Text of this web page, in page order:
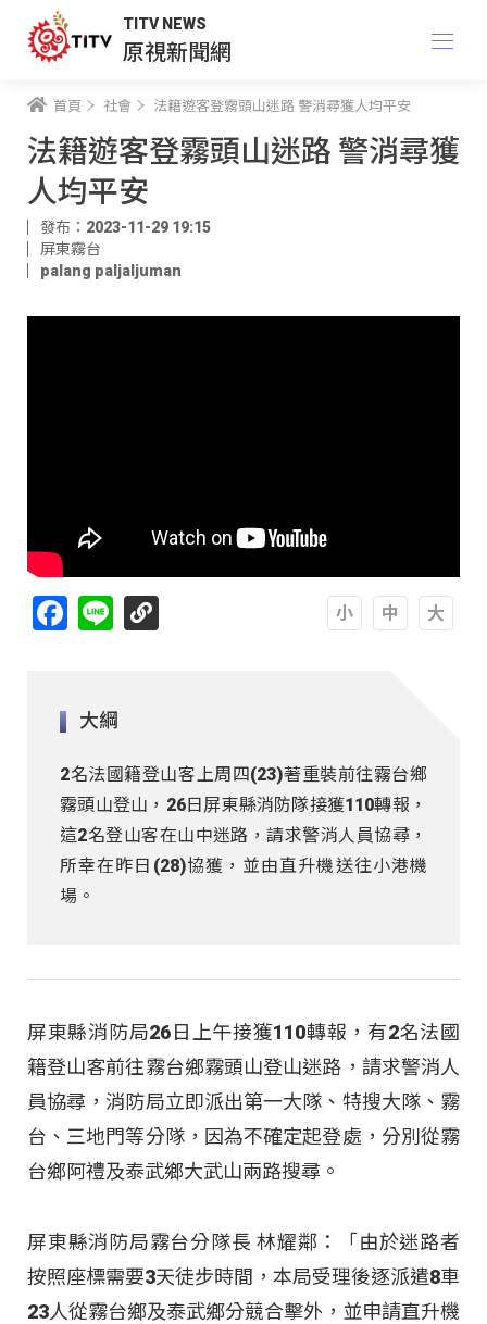
TITV NEWS
原視新聞網
首頁 社會 法籍遊客登霧頭山迷路 警消尋獲人均平安
法籍遊客登霧頭山迷路 警消尋獲
人均平安
發布：2023-11-29 19:15
屏東霧台
palang paljaljuman
Facebook
Line
大綱
2名法國籍登山客上周四(23)著重裝前往霧台鄉
霧頭山登山，26日屏東縣消防隊接獲110轉報，
這2名登山客在山中迷路，請求警消人員協尋，
所幸在昨日(28)協獲，並由直升機送往小港機
場。
屏東縣消防局26日上午接獲110轉報，有2名法國
籍登山客前往霧台鄉霧頭山登山迷路，請求警消人
員協尋，消防局立即派出第一大隊、特搜大隊、霧
台、三地門等分隊，因為不確定起登處，分別從霧
台鄉阿禮及泰武鄉大武山兩路搜尋。
屏東縣消防局霧台分隊長 林耀鄰：「由於迷路者
按照座標需要3天徒步時間，本局受理後逐派遣8車
23人從霧台鄉及泰武鄉分競合擊外，並申請直升機